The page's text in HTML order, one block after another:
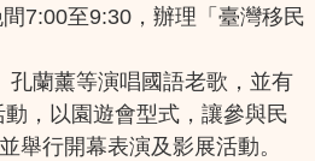
7:00至9:30，辦理「臺灣移民
蘭薰等演唱國語老歌，並有
，以園遊會型式，讓參與民
行開幕表演及影展活動。